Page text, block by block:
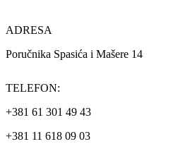
ADRESA
Poručnika Spasića i Mašere 14
TELEFON:
+381 61 301 49 43
+381 11 618 09 03